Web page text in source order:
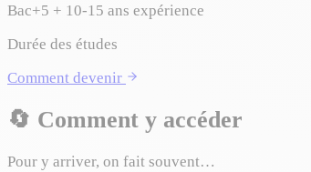
Bac+5 + 10-15 ans expérience
Durée des études
Comment devenir
🔄 Comment y accéder
Pour y arriver, on fait souvent…